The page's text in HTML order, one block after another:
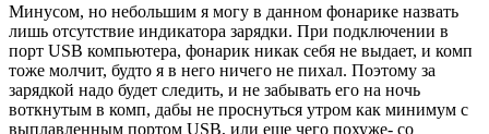
Минусом, но небольшим я могу в данном фонарике назвать
лишь отсутствие индикатора зарядки. При подключении в
порт USB компьютера, фонарик никак себя не выдает, и комп
тоже молчит, будто я в него ничего не пихал. Поэтому за
зарядкой надо будет следить, и не забывать его на ночь
воткнутым в комп, дабы не проснуться утром как минимум с
выплавленным портом USB, или еще чего похуже- со